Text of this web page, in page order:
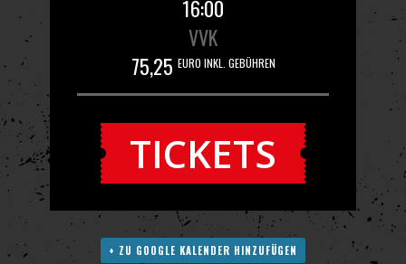
16:00
VVK
75,25 EURO INKL. GEBÜHREN
TICKETS
+ ZU GOOGLE KALENDER HINZUFÜGEN